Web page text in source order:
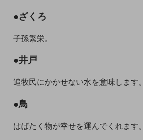
●ざくろ
子孫繁栄。
●井戸
追牧民にかかせない水を意味します。
●鳥
はばたく物が幸せを運んでくれます。